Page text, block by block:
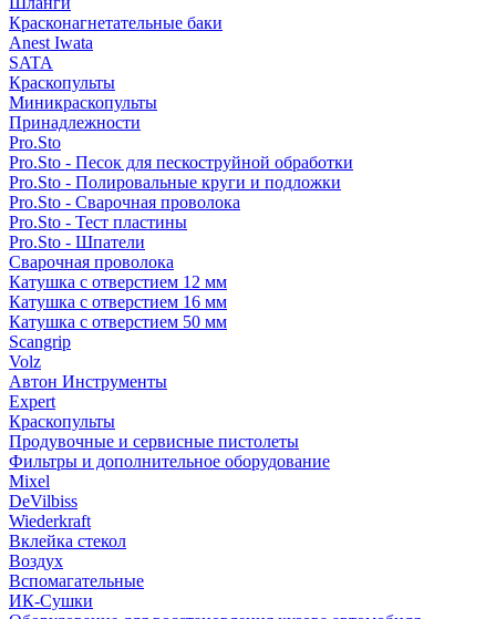
Красконагнетательные баки
Anest Iwata
SATA
Краскопульты
Миникраскопульты
Принадлежности
Pro.Sto
Pro.Sto - Песок для пескоструйной обработки
Pro.Sto - Полировальные круги и подложки
Pro.Sto - Сварочная проволока
Pro.Sto - Тест пластины
Pro.Sto - Шпатели
Сварочная проволока
Катушка с отверстием 12 мм
Катушка с отверстием 16 мм
Катушка с отверстием 50 мм
Scangrip
Volz
Автон Инструменты
Expert
Краскопульты
Продувочные и сервисные пистолеты
Фильтры и дополнительное оборудование
Mixel
DeVilbiss
Wiederkraft
Вклейка стекол
Воздух
Вспомагательные
ИК-Сушки